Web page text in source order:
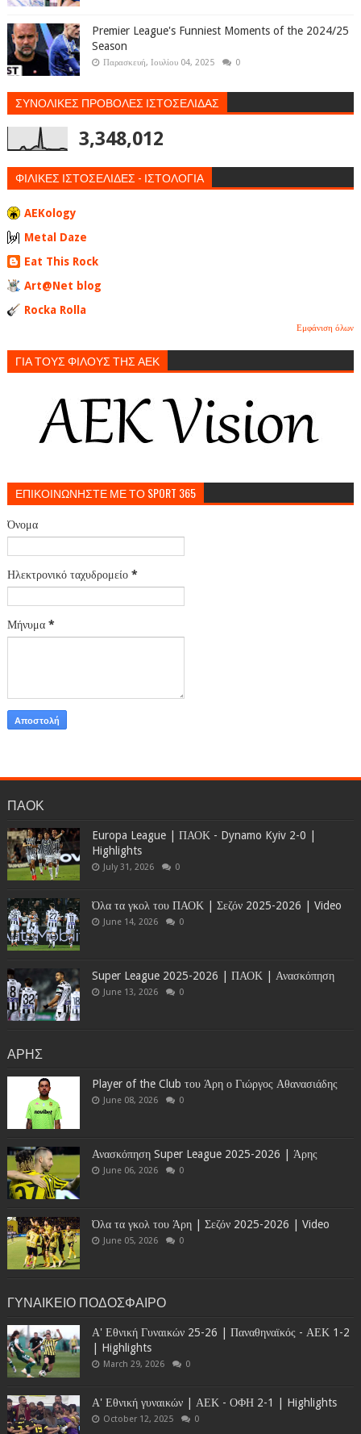
Premier League's Funniest Moments of the 2024/25
Season
Παρασκευή, Ιουλίου 04, 2025 0
ΣΥΝΟΛΙΚΕΣ ΠΡΟΒΟΛΕΣ ΙΣΤΟΣΕΛΙΔΑΣ
3,348,012
ΦΙΛΙΚΕΣ ΙΣΤΟΣΕΛΙΔΕΣ - ΙΣΤΟΛΟΓΙΑ
AEKology
Metal Daze
Eat This Rock
Art@Net blog
Rocka Rolla
Εμφάνιση όλων
ΓΙΑ ΤΟΥΣ ΦΙΛΟΥΣ ΤΗΣ ΑΕΚ
ΕΠΙΚΟΙΝΩΝΗΣΤΕ ΜΕ ΤΟ SPORT 365
Όνομα
Ηλεκτρονικό ταχυδρομείο *
Μήνυμα *
ΠΑΟΚ
Europa League | ΠΑΟΚ - Dynamo Kyiv 2-0 |
Highlights
July 31, 2026 0
Όλα τα γκολ του ΠΑΟΚ | Σεζόν 2025-2026 | Video
June 14, 2026 0
Super League 2025-2026 | ΠΑΟΚ | Ανασκόπηση
June 13, 2026 0
ΑΡΗΣ
Player of the Club του Άρη ο Γιώργος Αθανασιάδης
June 08, 2026 0
Ανασκόπηση Super League 2025-2026 | Άρης
June 06, 2026 0
Όλα τα γκολ του Άρη | Σεζόν 2025-2026 | Video
June 05, 2026 0
ΓΥΝΑΙΚΕΙΟ ΠΟΔΟΣΦΑΙΡΟ
Α' Εθνική Γυναικών 25-26 | Παναθηναϊκός - ΑΕΚ 1-2
| Highlights
March 29, 2026 0
Α' Εθνική γυναικών | ΑΕΚ - ΟΦΗ 2-1 | Highlights
October 12, 2025 0